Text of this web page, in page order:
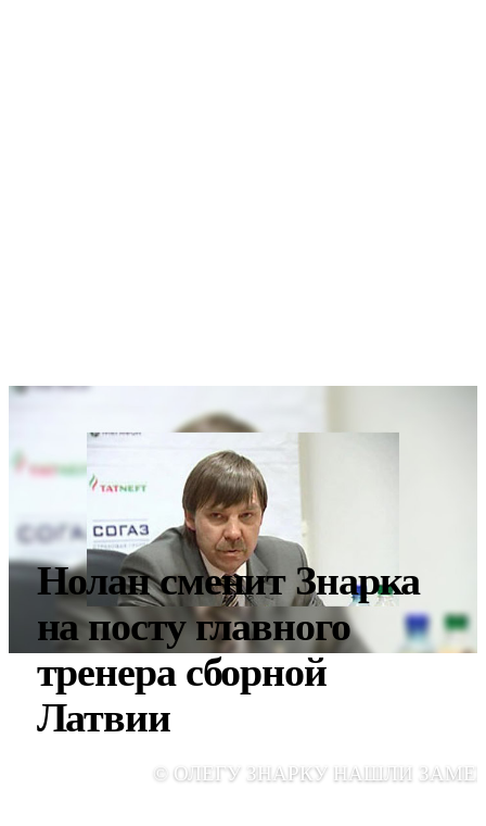
Нолан сменит Знарка
на посту главного
тренера сборной
Латвии
© ОЛЕГУ ЗНАРКУ НАШЛИ